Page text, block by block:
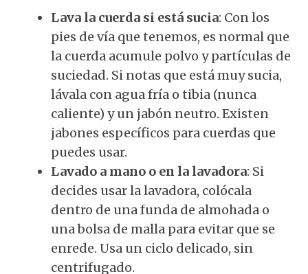
Lava la cuerda si está sucia: Con los
pies de vía que tenemos, es normal que
la cuerda acumule polvo y partículas de
suciedad. Si notas que está muy sucia,
lávala con agua fría o tibia (nunca
caliente) y un jabón neutro. Existen
jabones específicos para cuerdas que
puedes usar.
Lavado a mano o en la lavadora: Si
decides usar la lavadora, colócala
dentro de una funda de almohada o
una bolsa de malla para evitar que se
enrede. Usa un ciclo delicado, sin
centrifugado.